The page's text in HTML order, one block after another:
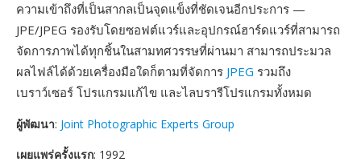
ความเข้าถึงที่เป็นสากลเป็นจุดแข็งที่ชัดเจนอีกประการ —
JPE/JPEG รองรับโดยซอฟต์แวร์และอุปกรณ์ฮาร์ดแวร์ที่สามารถ
จัดการภาพได้ทุกชิ้นในสามทศวรรษที่ผ่านมา สามารถประมวล
ผลไฟล์ได้ด้วยเครื่องมือใดก็ตามที่จัดการ JPEG รวมถึง
เบราว์เซอร์ โปรแกรมแก้ไข และไลบรารีโปรแกรมทั้งหมด
ผู้พัฒนา: Joint Photographic Experts Group
เผยแพร่ครั้งแรก: 1992